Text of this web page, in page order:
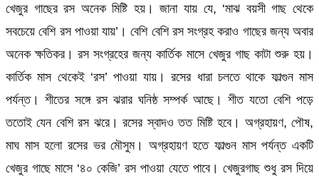
খেজুর গাছের রস অনেক মিষ্টি হয়। জানা যায় যে, ‘মাঝ বয়সী গাছ থেকে
সবচেয়ে বেশি রস পাওয়া যায়’। বেশি বেশি রস সংগ্রহ করাও গাছের জন্য অবার
অনেক ক্ষতিকর। রস সংগ্রহের জন্য কার্তিক মাসে খেজুর গাছ কাটা শুরু হয়।
কার্তিক মাস থেকেই ‘রস’ পাওয়া যায়। রসের ধারা চলতে থাকে ফাল্গুন মাস
পর্যন্ত। শীতের সঙ্গে রস ঝরার ঘনিষ্ঠ সম্পর্ক আছে। শীত যতো বেশি পড়ে
ততোই যেন বেশি রস ঝরে। রসের স্বাদও তত মিষ্টি হবে। অগ্রহায়ণ, পৌষ,
মাঘ মাস হলো রসের ভর মৌসুম। অগ্রহায়ণ হতে ফাল্গুন মাস পর্যন্ত একটি
খেজুর গাছে মাসে ‘৪০ কেজি’ রস পাওয়া যেতে পাবে। খেজুরগাছ শুধু রস দিয়ে